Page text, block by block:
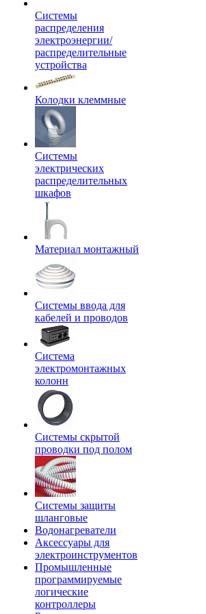
Системы
распределения
электроэнергии/
распределительные
устройства
Колодки клеммные
Системы
электрических
распределительных
шкафов
Материал монтажный
Системы ввода для
кабелей и проводов
Система
электромонтажных
колонн
Системы скрытой
проводки под полом
Системы защиты
шланговые
Водонагреватели
Аксессуары для
электроинструментов
Промышленные
программируемые
логические
контроллеры